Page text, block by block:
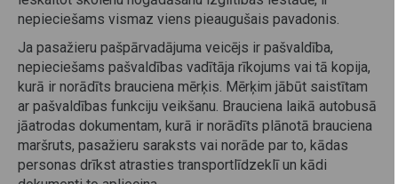
nepieciešams vismaz viens pieaugušais pavadonis.
Ja pasažieru pašpārvadājuma veicējs ir pašvaldība,
nepieciešams pašvaldības vadītāja rīkojums vai tā kopija,
kurā ir norādīts brauciena mērķis. Mērķim jābūt saistītam
ar pašvaldības funkciju veikšanu. Brauciena laikā autobusā
jāatrodas dokumentam, kurā ir norādīts plānotā brauciena
maršruts, pasažieru saraksts vai norāde par to, kādas
personas drīkst atrasties transportlīdzeklī un kādi